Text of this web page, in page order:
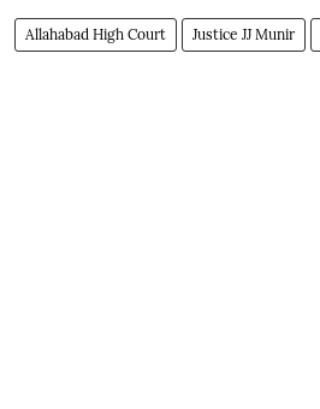
Allahabad High Court Justice JJ Munir